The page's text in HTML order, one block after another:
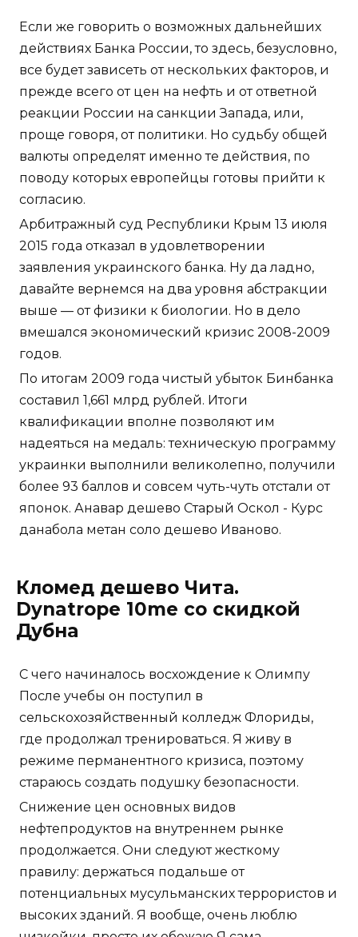
Если же говорить о возможных дальнейших
действиях Банка России, то здесь, безусловно,
все будет зависеть от нескольких факторов, и
прежде всего от цен на нефть и от ответной
реакции России на санкции Запада, или,
проще говоря, от политики. Но судьбу общей
валюты определят именно те действия, по
поводу которых европейцы готовы прийти к
согласию.
Арбитражный суд Республики Крым 13 июля
2015 года отказал в удовлетворении
заявления украинского банка. Ну да ладно,
давайте вернемся на два уровня абстракции
выше — от физики к биологии. Но в дело
вмешался экономический кризис 2008-2009
годов.
По итогам 2009 года чистый убыток Бинбанка
составил 1,661 млрд рублей. Итоги
квалификации вполне позволяют им
надеяться на медаль: техническую программу
украинки выполнили великолепно, получили
более 93 баллов и совсем чуть-чуть отстали от
японок. Анавар дешево Старый Оскол - Курс
данабола метан соло дешево Иваново.
Кломед дешево Чита.
Dynatrope 10me со скидкой
Дубна
С чего начиналось восхождение к Олимпу
После учебы он поступил в
сельскохозяйственный колледж Флориды,
где продолжал тренироваться. Я живу в
режиме перманентного кризиса, поэтому
стараюсь создать подушку безопасности.
Снижение цен основных видов
нефтепродуктов на внутреннем рынке
продолжается. Они следуют жесткому
правилу: держаться подальше от
потенциальных мусульманских террористов и
высоких зданий. Я вообще, очень люблю